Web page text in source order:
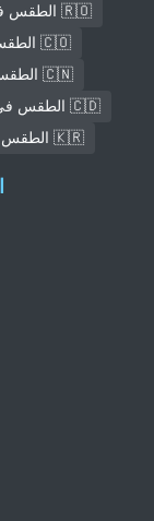
🇷🇴 الطقس في بوخارست
🇨🇴 الطقس في كالي
🇨🇳 الطقس في هانغتشو
🇨🇩 الطقس في Mbuji-Mayi
🇰🇷 الطقس في سيول